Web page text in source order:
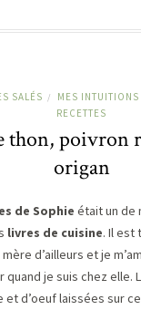
SALÉS / MES INTUITIONS
RECETTES
thon, poivron
origan
de Sophie était un de
livres de cuisine. Il est
d’ailleurs et je
quand je suis chez elle.
et d’oeuf laissées sur